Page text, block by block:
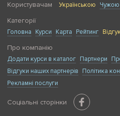
Користувачам Українською
Категорії
Головна Курси Карта Рейтинг
Про компанію
Додати курси в каталог Партнери
Відгуки наших партнерів
Політика
Рекламні послуги
Соціальні сторінки